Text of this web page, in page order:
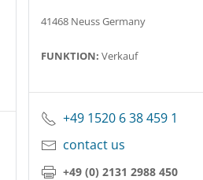
41468 Neuss Germany
FUNKTION: Verkauf
+49 1520 6 38 459 1
contact us
+49 (0) 2131 2988 450